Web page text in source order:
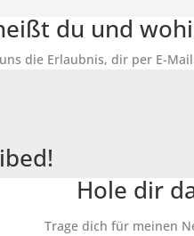
du und
die Erlaubnis, dir per E-
Hole dir
Trage dich für meinen